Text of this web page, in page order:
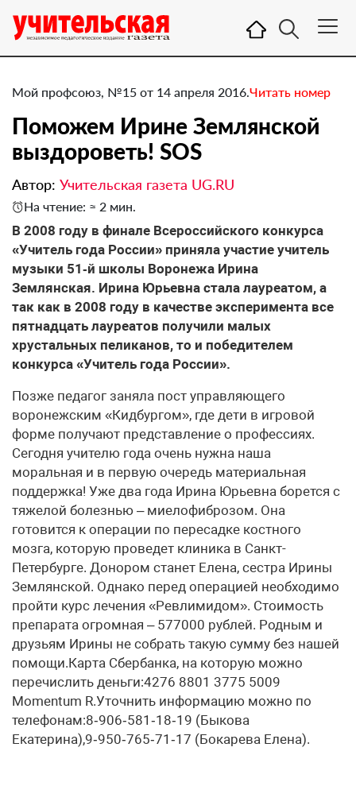
Мой профсоюз, №15 от 14 апреля 2016.Читать номер
Поможем Ирине Землянской
выздороветь! SOS
Автор: Учительская газета UG.RU
На чтение: ≈ 2 мин.
​В 2008 году в финале Всероссийского конкурса
«Учитель года России» приняла участие учитель
музыки 51‑й школы Воронежа Ирина
Землянская. Ирина Юрьевна стала лауреатом, а
так как в 2008 году в качестве эксперимента все
пятнадцать лауреатов получили малых
хрустальных пеликанов, то и победителем
конкурса «Учитель года России».
Позже педагог заняла пост управляющего
воронежским «Кидбургом», где дети в игровой
форме получают представление о профессиях.
Сегодня учителю года очень нужна наша
моральная и в первую очередь материальная
поддержка! Уже два года Ирина Юрьевна борется с
тяжелой болезнью – миелофиброзом. Она
готовится к операции по пересадке костного
мозга, которую проведет клиника в Санкт-
Петербурге. Донором станет Елена, сестра Ирины
Землянской. Однако перед операцией необходимо
пройти курс лечения «Ревлимидом». Стоимость
препарата огромная – 577000 рублей. Родным и
друзьям Ирины не собрать такую сумму без нашей
помощи.Карта Сбербанка, на которую можно
перечислить деньги:4276 8801 3775 5009
Momentum R.Уточнить информацию можно по
телефонам:8‑906‑581‑18‑19 (Быкова
Екатерина),9‑950‑765‑71‑17 (Бокарева Елена).